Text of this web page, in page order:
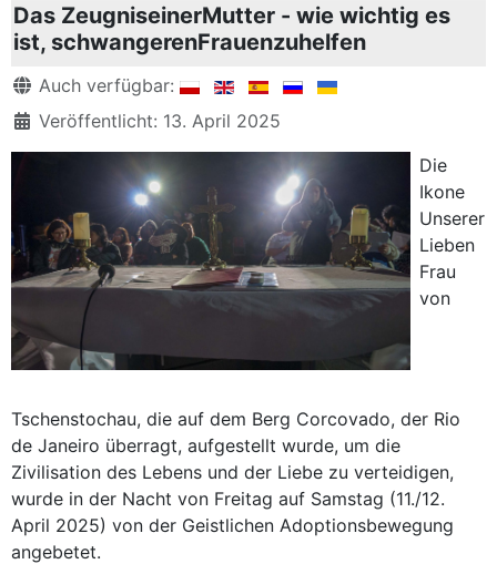
Das ZeugniseinerMutter - wie wichtig es
ist, schwangerenFrauenzuhelfen
DetailsAuch verfügbar:
Veröffentlicht: 13. April 2025
Die
Ikone
Unserer
Lieben
Frau
von
Tschenstochau, die auf dem Berg Corcovado, der Rio
de Janeiro überragt, aufgestellt wurde, um die
Zivilisation des Lebens und der Liebe zu verteidigen,
wurde in der Nacht von Freitag auf Samstag (11./12.
April 2025) von der Geistlichen Adoptionsbewegung
angebetet.